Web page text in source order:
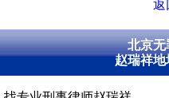
返
北京无
赵瑞祥地